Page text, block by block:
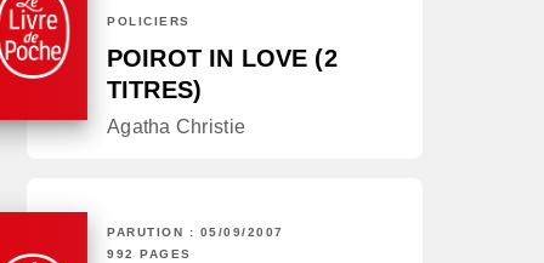
POLICIERS
POIROT IN LOVE (2
TITRES)
Agatha Christie
PARUTION : 05/09/2007
992 PAGES